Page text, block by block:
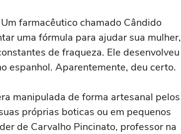
farmacêutico chamado Cândido
uma fórmula para ajudar sua mulher,
de fraqueza. Ele desenvolveu
espanhol. Aparentemente, deu certo.
manipulada de forma artesanal pelos
próprias boticas ou em pequenos
de Carvalho Pincinato, professor na